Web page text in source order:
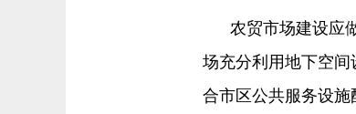
农贸市场建设应
场充分利用地下空
合市区公共服务设